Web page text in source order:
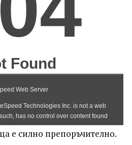
е силно препоръчително.